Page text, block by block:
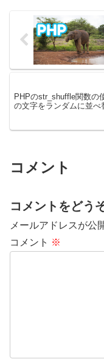
す。PHPで改行する(テキ
メール）テキストやメー
PHPのstr_shuffle関数の
の文字をランダムに並べ
コメント
コメントをどう
メールアドレスが公
コメント ※